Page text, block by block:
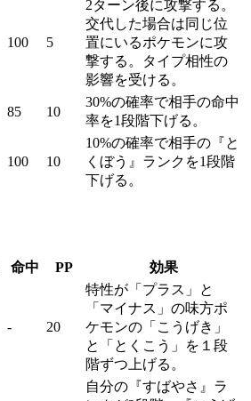
100 5
2ターン後に攻撃する。
交代した場合は同じ位
置にいるポケモンに攻
撃する。タイプ相性の
影響を受ける。
85 10
30%の確率で相手の命中
率を1段階下げる。
100 10
10%の確率で相手の『と
くぼう』ランクを1段階
下げる。
命中 PP 効果
- 20
特性が「プラス」と
「マイナス」の味方ポ
ケモンの「こうげき」
と「とくこう」を１段
階ずつ上げる。
自分の『すばやさ』ラ